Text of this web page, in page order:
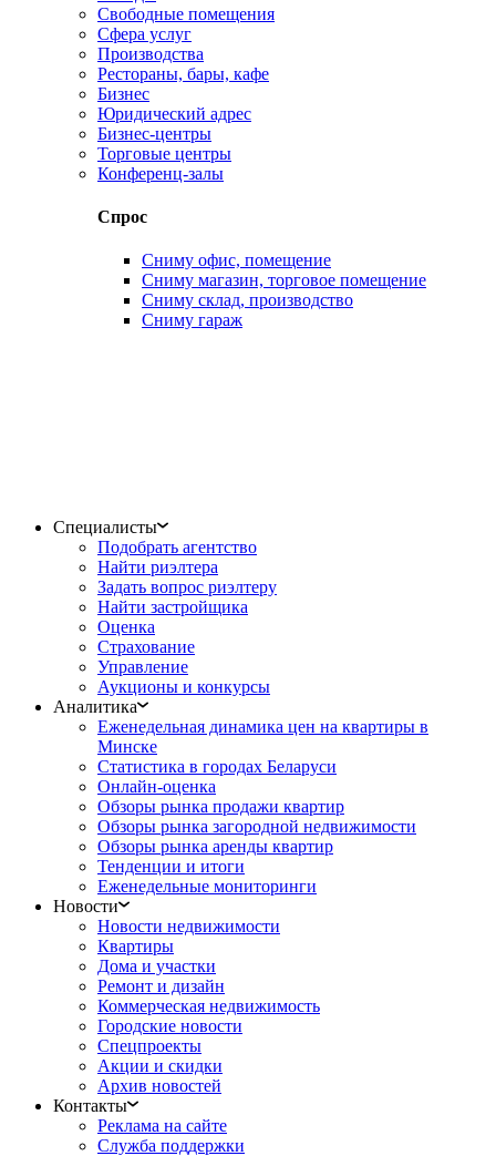
Свободные помещения
Сфера услуг
Производства
Рестораны, бары, кафе
Бизнес
Юридический адрес
Бизнес-центры
Торговые центры
Конференц-залы
Спрос
Сниму офис, помещение
Сниму магазин, торговое помещение
Сниму склад, производство
Сниму гараж
Специалисты
Подобрать агентство
Найти риэлтера
Задать вопрос риэлтеру
Найти застройщика
Оценка
Страхование
Управление
Аукционы и конкурсы
Аналитика
Еженедельная динамика цен на квартиры в
Минске
Статистика в городах Беларуси
Онлайн-оценка
Обзоры рынка продажи квартир
Обзоры рынка загородной недвижимости
Обзоры рынка аренды квартир
Тенденции и итоги
Еженедельные мониторинги
Новости
Новости недвижимости
Квартиры
Дома и участки
Ремонт и дизайн
Коммерческая недвижимость
Городские новости
Спецпроекты
Акции и скидки
Архив новостей
Контакты
Реклама на сайте
Служба поддержки